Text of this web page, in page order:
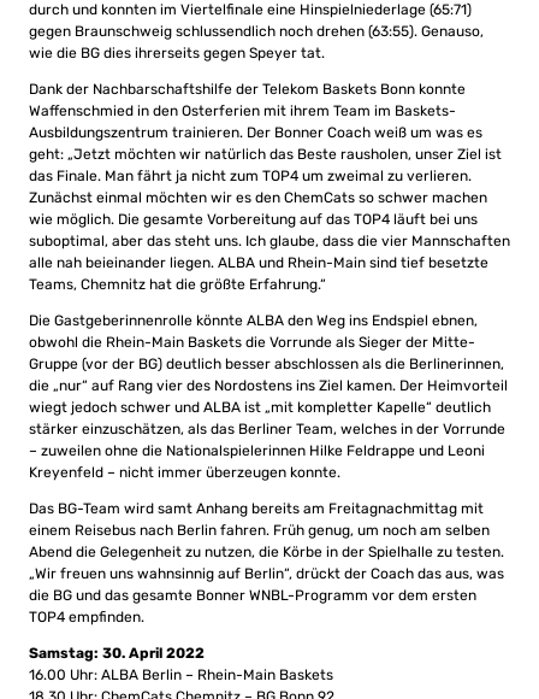
durch und konnten im Viertelfinale eine Hinspielniederlage (65:71)
gegen Braunschweig schlussendlich noch drehen (63:55). Genauso,
wie die BG dies ihrerseits gegen Speyer tat.
Dank der Nachbarschaftshilfe der Telekom Baskets Bonn konnte
Waffenschmied in den Osterferien mit ihrem Team im Baskets-
Ausbildungszentrum trainieren. Der Bonner Coach weiß um was es
geht: „Jetzt möchten wir natürlich das Beste rausholen, unser Ziel ist
das Finale. Man fährt ja nicht zum TOP4 um zweimal zu verlieren.
Zunächst einmal möchten wir es den ChemCats so schwer machen
wie möglich. Die gesamte Vorbereitung auf das TOP4 läuft bei uns
suboptimal, aber das steht uns. Ich glaube, dass die vier Mannschaften
alle nah beieinander liegen. ALBA und Rhein-Main sind tief besetzte
Teams, Chemnitz hat die größte Erfahrung.“
Die Gastgeberinnenrolle könnte ALBA den Weg ins Endspiel ebnen,
obwohl die Rhein-Main Baskets die Vorrunde als Sieger der Mitte-
Gruppe (vor der BG) deutlich besser abschlossen als die Berlinerinnen,
die „nur“ auf Rang vier des Nordostens ins Ziel kamen. Der Heimvorteil
wiegt jedoch schwer und ALBA ist „mit kompletter Kapelle“ deutlich
stärker einzuschätzen, als das Berliner Team, welches in der Vorrunde
– zuweilen ohne die Nationalspielerinnen Hilke Feldrappe und Leoni
Kreyenfeld – nicht immer überzeugen konnte.
Das BG-Team wird samt Anhang bereits am Freitagnachmittag mit
einem Reisebus nach Berlin fahren. Früh genug, um noch am selben
Abend die Gelegenheit zu nutzen, die Körbe in der Spielhalle zu testen.
„Wir freuen uns wahnsinnig auf Berlin“, drückt der Coach das aus, was
die BG und das gesamte Bonner WNBL-Programm vor dem ersten
TOP4 empfinden.
Samstag: 30. April 2022
16.00 Uhr: ALBA Berlin – Rhein-Main Baskets